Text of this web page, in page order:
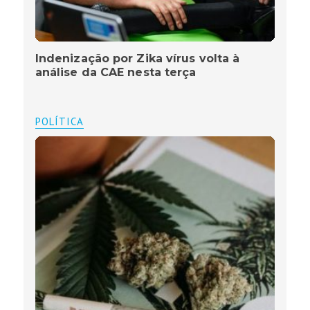
Indenização por Zika vírus volta à
análise da CAE nesta terça
POLÍTICA